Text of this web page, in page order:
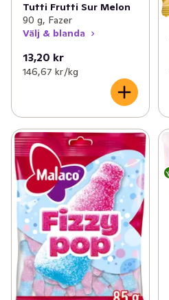
Tutti Frutti Sur Melon
90 g, Fazer
Välj & blanda
13,20 kr
146,67 kr /kg